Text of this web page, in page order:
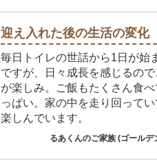
迎え入れた後の生活の変化
毎日トイレの世話から1日が始
ですが、日々成長を感じるの
が楽しみ。ご飯もたくさん食
っぱい。家の中を走り回って
楽しんでいます。
るあくんのご家族 (ゴールデ